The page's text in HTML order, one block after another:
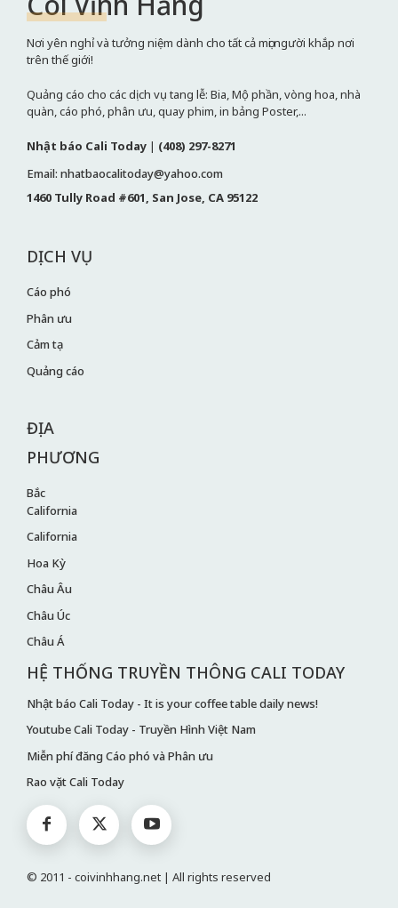
Nơi yên nghỉ và tưởng niệm dành cho tất cả mọi người khắp nơi
trên thế giới!
Quảng cáo cho các dịch vụ tang lễ: Bia, Mộ phần, vòng hoa, nhà
quàn, cáo phó, phân ưu, quay phim, in bảng Poster,...
Nhật báo Cali Today | (408) 297-8271
Email: nhatbaocalitoday@yahoo.com
1460 Tully Road #601, San Jose, CA 95122
DỊCH VỤ
Cáo phó
Phân ưu
Cảm tạ
Quảng cáo
ĐỊA
PHƯƠNG
Bắc
California
California
Hoa Kỳ
Châu Âu
Châu Úc
Châu Á
HỆ THỐNG TRUYỀN THÔNG CALI TODAY
Nhật báo Cali Today - It is your coffee table daily news!
Youtube Cali Today - Truyền Hình Việt Nam
Miễn phí đăng Cáo phó và Phân ưu
Rao vặt Cali Today
© 2011 - coivinhhang.net | All rights reserved